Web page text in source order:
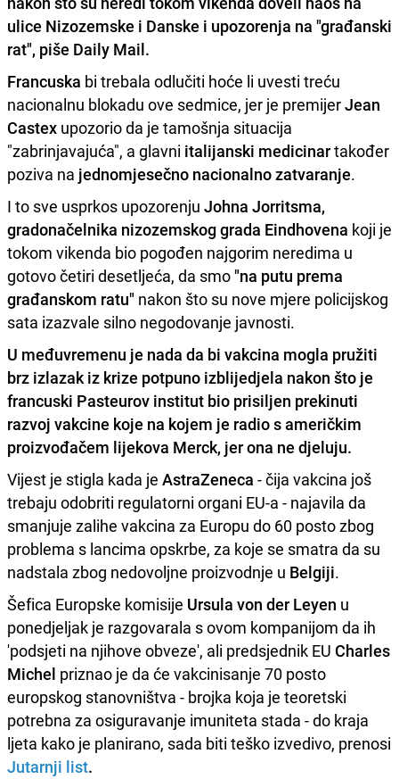
ulice Nizozemske i Danske i upozorenja na "građanski
rat", piše Daily Mail.
Francuska bi trebala odlučiti hoće li uvesti treću
nacionalnu blokadu ove sedmice, jer je premijerJean
Castex upozorio da je tamošnja situacija
"zabrinjavajuća", a glavni italijanski medicinartakođer
poziva na jednomjesečno nacionalno zatvaranje.
I to sve usprkos upozorenju Johna Jorritsma,
gradonačelnika nizozemskog grada Eindhovena koji je
tokom vikenda bio pogođen najgorim neredima u
gotovo četiri desetljeća, da smo"na putu prema
građanskom ratu" nakon što su nove mjere policijskog
sata izazvale silno negodovanje javnosti.
U međuvremenu je nada da bi vakcina mogla pružiti
brz izlazak iz krize potpuno izblijedjela nakon što je
francuski Pasteurov institut bio prisiljen prekinuti
razvoj vakcine koje na kojem je radio s američkim
proizvođačem lijekova Merck, jer ona ne djeluju.
Vijest je stigla kada je AstraZeneca - čija vakcina još
trebaju odobriti regulatorni organi EU-a - najavila da
smanjuje zalihe vakcina za Europu do 60 posto zbog
problema s lancima opskrbe, za koje se smatra da su
nadstala zbog nedovoljne proizvodnje u Belgiji.
Šefica Europske komisije Ursula von der Leyen u
ponedjeljak je razgovarala s ovom kompanijom da ih
'podsjeti na njihove obveze', ali predsjednik EU Charles
Michel priznao je da će vakcinisanje 70 posto
europskog stanovništva - brojka koja je teoretski
potrebna za osiguravanje imuniteta stada - do kraja
ljeta kako je planirano, sada biti teško izvedivo, prenosi
Jutarnji list.